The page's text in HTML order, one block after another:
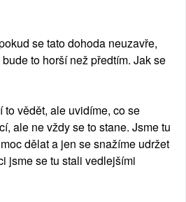
se tato dohoda neuzavře,
to horší než předtím. Jak se
vědět, ale uvidíme, co se
ale ne vždy se to stane. Jsme tu
dělat a jen se snažíme udržet
jsme se tu stali vedlejšími